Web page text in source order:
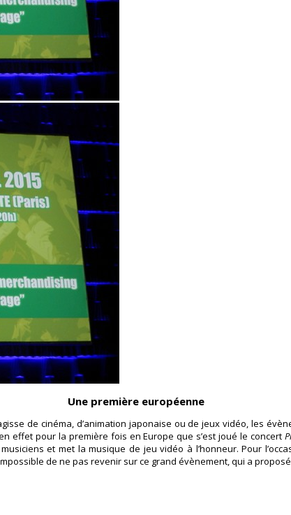
Une première européenne
de cinéma, d’animation japonaise ou de jeux vidéo, les
en effet pour la première fois en Europe que s’est joué le concert
et met la musique de jeu vidéo à l’honneur. Pour
de ne pas revenir sur ce grand évènement, qui a